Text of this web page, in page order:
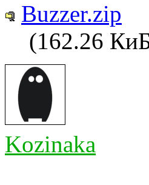
Buzzer.zip
(162.26
Kozinaka